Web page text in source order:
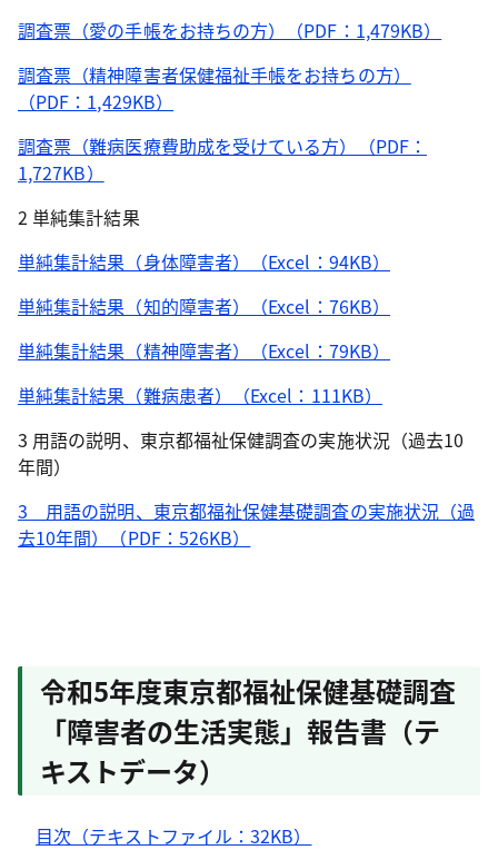
調査票（愛の手帳をお持ちの方）（PDF：1,479KB）
調査票（精神障害者保健福祉手帳をお持ちの方）
（PDF：1,429KB）
調査票（難病医療費助成を受けている方）（PDF：
1,727KB）
2 単純集計結果
単純集計結果（身体障害者）（Excel：94KB）
単純集計結果（知的障害者）（Excel：76KB）
単純集計結果（精神障害者）（Excel：79KB）
単純集計結果（難病患者）（Excel：111KB）
3 用語の説明、東京都福祉保健調査の実施状況（過去10
年間）
3 用語の説明、東京都福祉保健基礎調査の実施状況（過
去10年間）（PDF：526KB）
令和5年度東京都福祉保健基礎調査
「障害者の生活実態」報告書（テ
キストデータ）
目次（テキストファイル：32KB）